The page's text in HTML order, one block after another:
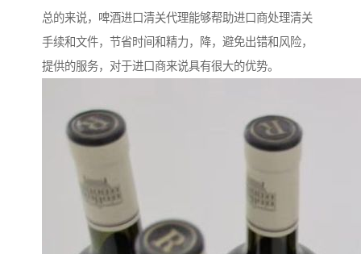
总的来说，啤酒进口清关代理能够帮助进口商处理清关
手续和文件，节省时间和精力，降，避免出错和风险，
提供的服务，对于进口商来说具有很大的优势。